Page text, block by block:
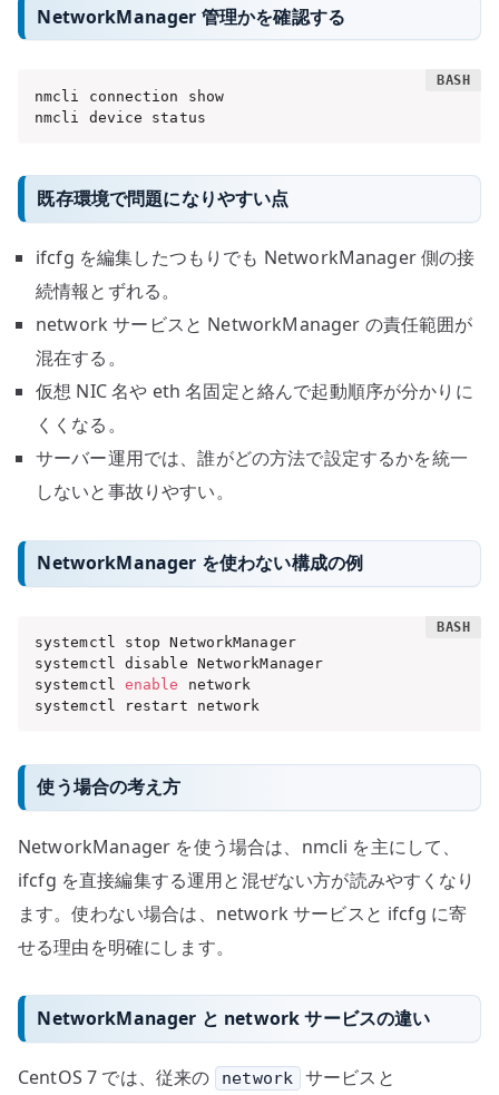
NetworkManager 管理かを確認する
nmcli connection show
nmcli device status
既存環境で問題になりやすい点
ifcfg を編集したつもりでも NetworkManager 側の接
続情報とずれる。
network サービスと NetworkManager の責任範囲が
混在する。
仮想 NIC 名や eth 名固定と絡んで起動順序が分かりに
くくなる。
サーバー運用では、誰がどの方法で設定するかを統一
しないと事故りやすい。
NetworkManager を使わない構成の例
systemctl stop NetworkManager
systemctl disable NetworkManager
systemctl enable
network
systemctl restart network
使う場合の考え方
NetworkManager を使う場合は、nmcli を主にして、
ifcfg を直接編集する運用と混ぜない方が読みやすくなり
ます。使わない場合は、network サービスと ifcfg に寄
せる理由を明確にします。
NetworkManager と network サービスの違い
CentOS 7 では、従来の network
サービスと